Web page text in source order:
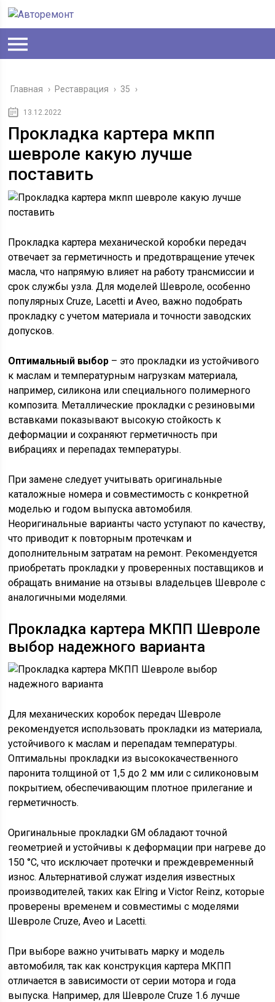
Главная › Реставрация › 35 ›
13.12.2022
Прокладка картера мкпп
шевроле какую лучше
поставить
Прокладка картера механической коробки передач
отвечает за герметичность и предотвращение утечек
масла, что напрямую влияет на работу трансмиссии и
срок службы узла. Для моделей Шевроле, особенно
популярных Cruze, Lacetti и Aveo, важно подобрать
прокладку с учетом материала и точности заводских
допусков.
Оптимальный выбор – это прокладки из устойчивого
к маслам и температурным нагрузкам материала,
например, силикона или специального полимерного
композита. Металлические прокладки с резиновыми
вставками показывают высокую стойкость к
деформации и сохраняют герметичность при
вибрациях и перепадах температуры.
При замене следует учитывать оригинальные
каталожные номера и совместимость с конкретной
моделью и годом выпуска автомобиля.
Неоригинальные варианты часто уступают по качеству,
что приводит к повторным протечкам и
дополнительным затратам на ремонт. Рекомендуется
приобретать прокладки у проверенных поставщиков и
обращать внимание на отзывы владельцев Шевроле с
аналогичными моделями.
Прокладка картера МКПП Шевроле
выбор надежного варианта
Для механических коробок передач Шевроле
рекомендуется использовать прокладки из материала,
устойчивого к маслам и перепадам температуры.
Оптимальны прокладки из высококачественного
паронита толщиной от 1,5 до 2 мм или с силиконовым
покрытием, обеспечивающим плотное прилегание и
герметичность.
Оригинальные прокладки GM обладают точной
геометрией и устойчивы к деформации при нагреве до
150 °C, что исключает протечки и преждевременный
износ. Альтернативой служат изделия известных
производителей, таких как Elring и Victor Reinz, которые
проверены временем и совместимы с моделями
Шевроле Cruze, Aveo и Lacetti.
При выборе важно учитывать марку и модель
автомобиля, так как конструкция картера МКПП
отличается в зависимости от серии мотора и года
выпуска. Например, для Шевроле Cruze 1.6 лучше